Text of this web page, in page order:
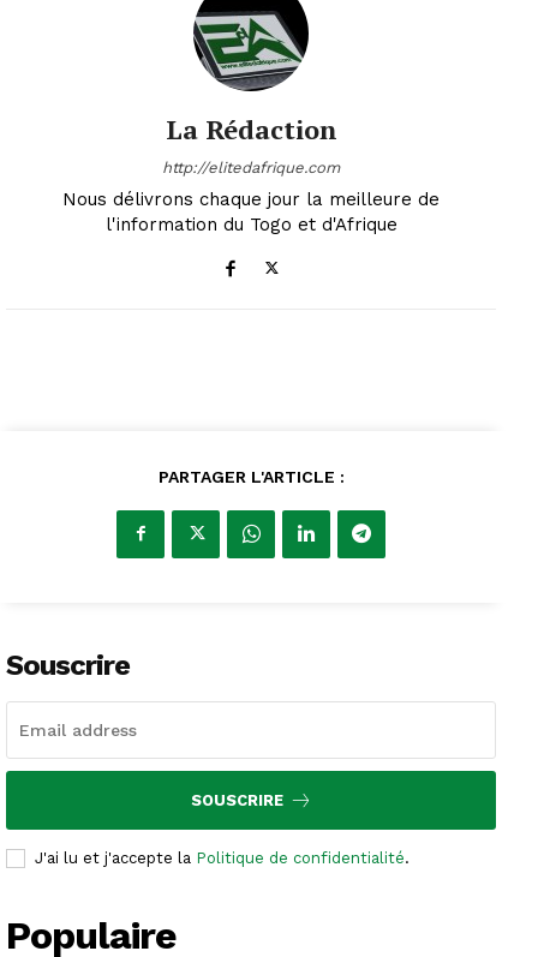
La Rédaction
http://elitedafrique.com
Nous délivrons chaque jour la meilleure de
l'information du Togo et d'Afrique
PARTAGER L'ARTICLE :
Souscrire
SOUSCRIRE
J'ai lu et j'accepte la Politique de confidentialité.
Populaire